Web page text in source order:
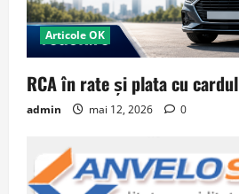
Articole OK
RCA în rate și plata cu cardul
admin mai 12, 2026 0